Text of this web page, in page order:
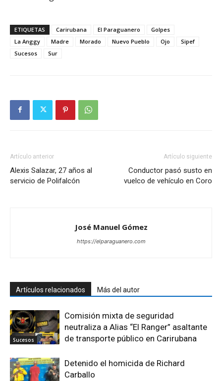
ETIQUETAS Carirubana El Paraguanero
Golpes
La Anggy
Madre Morado Nuevo Pueblo Ojo
Sipef
Sucesos
Sur
Artículo anterior
Alexis Salazar, 27 años al
servicio de Polifalcón
Artículo siguiente
Conductor pasó susto en
vuelco de vehículo en Coro
José Manuel Gómez
https://elparaguanero.com
Artículos relacionados Más del autor
Sucesos
Comisión mixta de seguridad
neutraliza a Alias “El Ranger” asaltante
de transporte público en Carirubana
Detenido el homicida de Richard
Carballo